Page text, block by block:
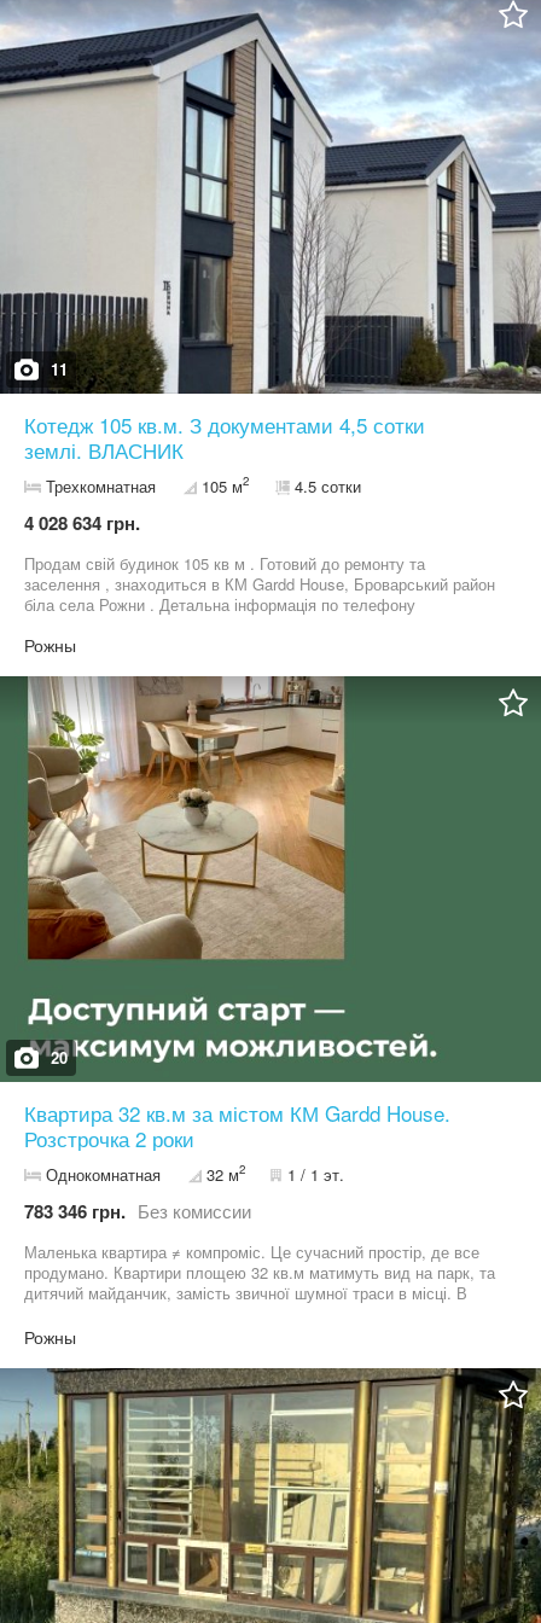
_Зовнішні стіни: газоблок 300мм, утеплення пінополістеролом
100мм. -Підлога:бетонна. -Дах: металочерепиця, утеплення
базальтовою ватою 200мм. -Вікна: металопластикові,
п'ятикамерний профіль, двокамерний склопакет, віконна
фурнітура. -Двері: металеві вхідні двері з мдф накладкою.
-Підвід електромережі до будинку 8кВт (алюмінієвий дріт з
перетином 5х10, Трохфазний автомат на 16 ампер.
-Водопостачання:централізоване автономне (свердловина
11
Котедж 105 кв.м. З документами 4,5 сотки
землі. ВЛАСНИК
Трехкомнатная 105 м2 4.5 сотки
4 028 634 грн.
Продам свій будинок 105 кв м . Готовий до ремонту та
заселення , знаходиться в КМ Gardd House, Броварський район
біла села Рожни . Детальна інформація по телефону
Рожны
20
Квартира 32 кв.м за містом КМ Gardd House.
Розстрочка 2 роки
Однокомнатная 32 м2 1 / 1 эт.
783 346 грн. Без комиссии
Маленька квартира ≠ компроміс. Це сучасний простір, де все
продумано. Квартири площею 32 кв.м матимуть вид на парк, та
дитячий майданчик, замість звичної шумної траси в місці. В
став для купання - р.Десна в 300 м від будинку - комерційні
охороняється Вартість від 17500 дол при розтермінуванні на 18
місяці. Внесок від 30%. При 100% оплаті знижка 3%. Записуйся
на перегляд — квартири вже доступні.
Рожны